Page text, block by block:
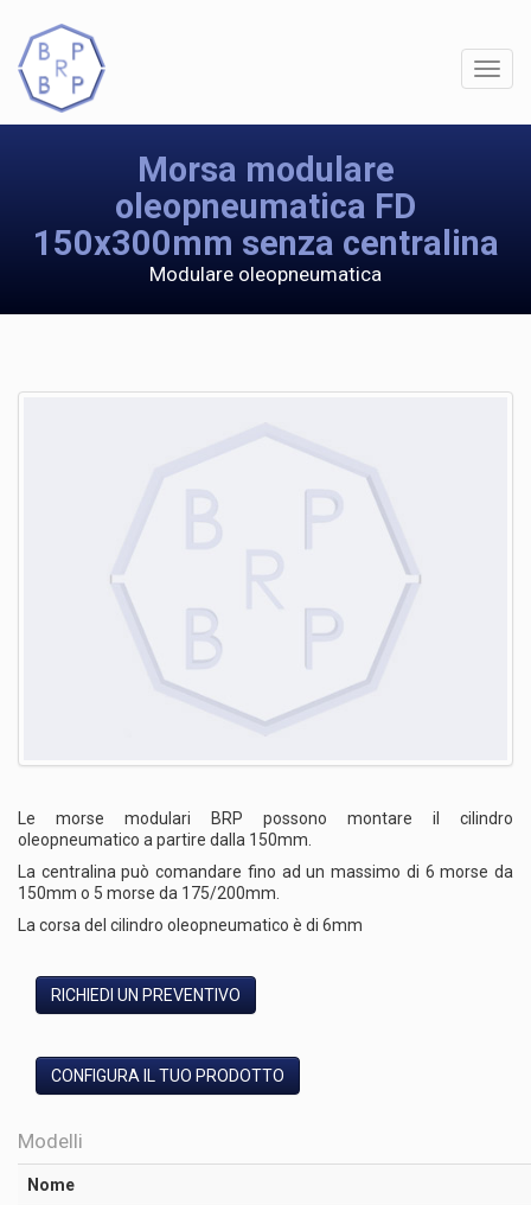
Morsa modulare
oleopneumatica FD
150x300mm senza centralina
Modulare oleopneumatica
Le morse modulari BRP possono montare il cilindro
oleopneumatico a partire dalla 150mm.
La centralina può comandare fino ad un massimo di 6 morse da
150mm o 5 morse da 175/200mm.
La corsa del cilindro oleopneumatico è di 6mm
RICHIEDI UN PREVENTIVO
CONFIGURA IL TUO PRODOTTO
Modelli
Nome